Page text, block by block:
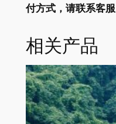
付方式，请联系客服
相关产品